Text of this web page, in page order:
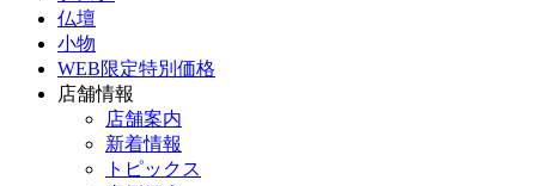
仏壇
小物
WEB限定特別価格
店舗情報
店舗案内
新着情報
トピックス